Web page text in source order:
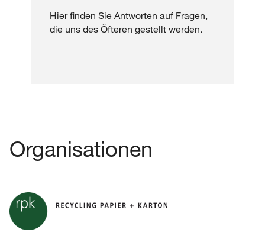
Hier finden Sie Antworten auf Fragen,
die uns des Öfteren gestellt werden.
Organisationen